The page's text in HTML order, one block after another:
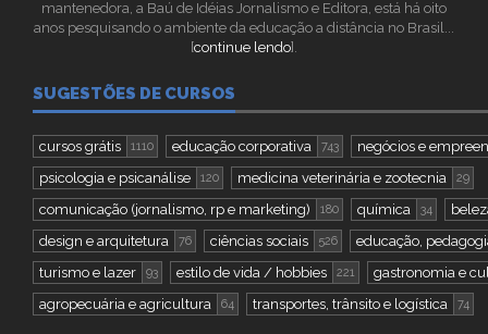
mantenedora, a Baú de Idéias Jornalismo e Editora, está há oito
anos pesquisando o ambiente da educação a distância no Brasil...
[continue lendo].
SUGESTÕES DE CURSOS
cursos grátis 1110 educação corporativa 743
negócios e
psicologia e psicanálise
120 medicina veterinária e zootecnia 29
comunicação (jornalismo, rp e marketing) 180 química 34
design e arquitetura
76 ciências sociais 526
educação,
turismo e lazer
93 estilo de vida / hobbies 221
gastronomia e
agropecuária e agricultura
64 transportes, trânsito e logística 74